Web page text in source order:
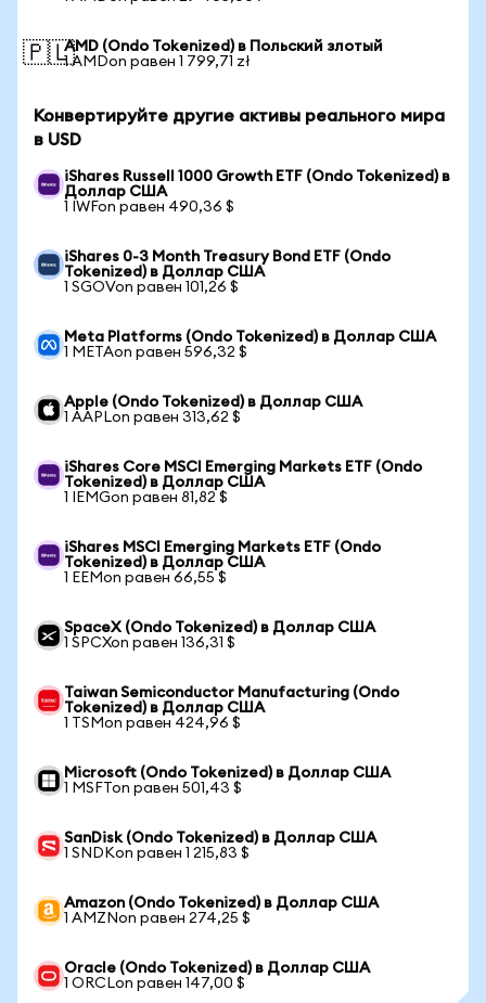
🇵🇱AMD (Ondo Tokenized) в Польский злотый
1 AMDon равен 1 799,71 zł
Конвертируйте другие активы реального мира
в USD
iShares Russell 1000 Growth ETF (Ondo Tokenized) в
Доллар США
1 IWFon равен 490,36 $
iShares 0-3 Month Treasury Bond ETF (Ondo
Tokenized) в Доллар США
1 SGOVon равен 101,26 $
Meta Platforms (Ondo Tokenized) в Доллар США
1 METAon равен 596,32 $
Apple (Ondo Tokenized) в Доллар США
1 AAPLon равен 313,62 $
iShares Core MSCI Emerging Markets ETF (Ondo
Tokenized) в Доллар США
1 IEMGon равен 81,82 $
iShares MSCI Emerging Markets ETF (Ondo
Tokenized) в Доллар США
1 EEMon равен 66,55 $
SpaceX (Ondo Tokenized) в Доллар США
1 SPCXon равен 136,31 $
Taiwan Semiconductor Manufacturing (Ondo
Tokenized) в Доллар США
1 TSMon равен 424,96 $
Microsoft (Ondo Tokenized) в Доллар США
1 MSFTon равен 501,43 $
SanDisk (Ondo Tokenized) в Доллар США
1 SNDKon равен 1 215,83 $
Amazon (Ondo Tokenized) в Доллар США
1 AMZNon равен 274,25 $
Oracle (Ondo Tokenized) в Доллар США
1 ORCLon равен 147,00 $